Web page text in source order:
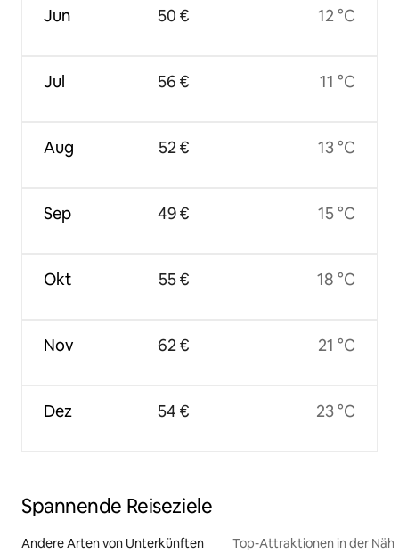
Jun
Jul
Aug
Sep
Okt
Nov
Dez
50 €
56 €
52 €
49 €
55 €
62 €
54 €
12 °C
11 °C
13 °C
15 °C
18 °C
21 °C
23 °C
Spannende Reiseziele
Andere Arten von Unterkünften Top-Attraktionen in der